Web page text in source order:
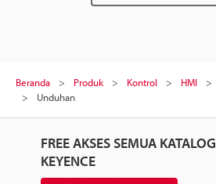
Beranda Produk Kontrol HMI
Unduhan
FREE AKSES SEMUA KATALOG
KEYENCE